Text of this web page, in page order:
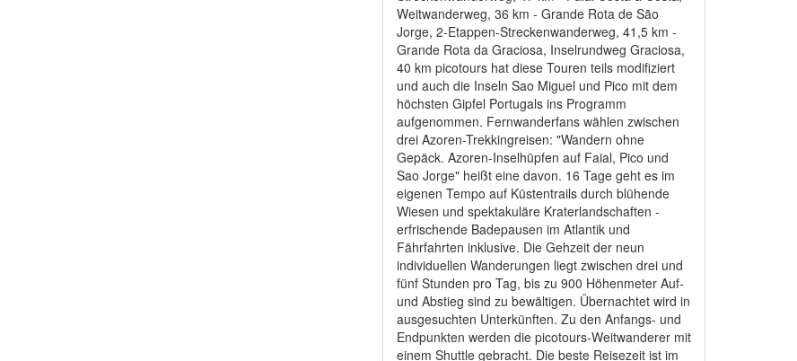
Weitwanderweg, 36 km - Grande Rota de São
Jorge, 2-Etappen-Streckenwanderweg, 41,5 km -
Grande Rota da Graciosa, Inselrundweg Graciosa,
40 km picotours hat diese Touren teils modifiziert
und auch die Inseln Sao Miguel und Pico mit dem
höchsten Gipfel Portugals ins Programm
aufgenommen. Fernwanderfans wählen zwischen
drei Azoren-Trekkingreisen: "Wandern ohne
Gepäck. Azoren-Inselhüpfen auf Faial, Pico und
Sao Jorge" heißt eine davon. 16 Tage geht es im
eigenen Tempo auf Küstentrails durch blühende
Wiesen und spektakuläre Kraterlandschaften -
erfrischende Badepausen im Atlantik und
Fährfahrten inklusive. Die Gehzeit der neun
individuellen Wanderungen liegt zwischen drei und
fünf Stunden pro Tag, bis zu 900 Höhenmeter Auf-
und Abstieg sind zu bewältigen. Übernachtet wird in
ausgesuchten Unterkünften. Zu den Anfangs- und
Endpunkten werden die picotours-Weitwanderer mit
einem Shuttle gebracht. Die beste Reisezeit ist im